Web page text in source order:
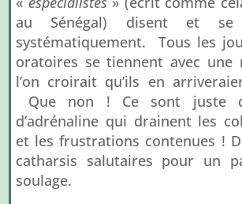
au Sénégal) disent et se
systématiquement. Tous les
oratoires se tiennent avec une
l’on croirait qu’ils en
Que non ! Ce sont juste
d’adrénaline qui drainent les
et les frustrations contenues !
catharsis salutaires pour un
soulage.